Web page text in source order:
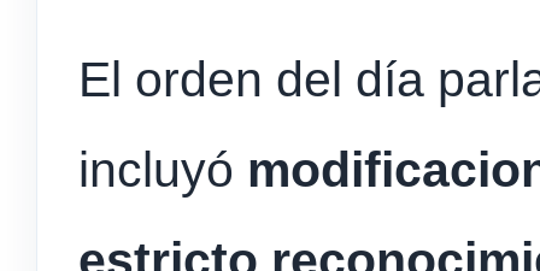
El orden del día
incluyó
estricto